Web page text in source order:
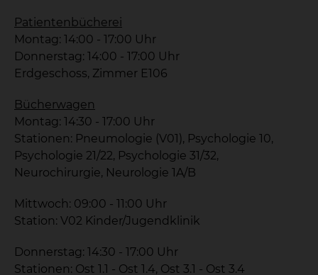
Patientenbücherei
Montag: 14:00 - 17:00 Uhr
Donnerstag: 14:00 - 17:00 Uhr
Erdgeschoss, Zimmer E106
Bücherwagen
Montag: 14:30 - 17:00 Uhr
Stationen: Pneumologie (V01), Psychologie 10,
Psychologie 21/22, Psychologie 31/32,
Neurochirurgie, Neurologie 1A/B
Mittwoch: 09:00 - 11:00 Uhr
Station: V02 Kinder/Jugendklinik
Donnerstag: 14:30 - 17:00 Uhr
Stationen: Ost 1.1 - Ost 1.4, Ost 3.1 - Ost 3.4